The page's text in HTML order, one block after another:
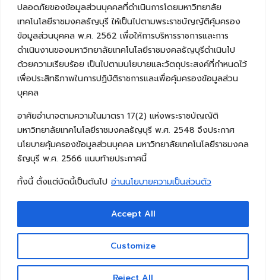
ปลอดภัยของข้อมูลส่วนบุคคลที่ดำเนินการโดยมหาวิทยาลัย
เทคโนโลยีราชมงคลธัญบุรี ให้เป็นไปตามพระราชบัญญัติคุ้มครอง
ข้อมูลส่วนบุคคล พ.ศ. 2562 เพื่อให้การบริหารราชการและการ
ดำเนินงานของมหาวิทยาลัยเทคโนโลยีราชมงคลธัญบุรีดำเนินไป
ด้วยความเรียบร้อย เป็นไปตามนโยบายและวัตถุประสงค์ที่กำหนดไว้
เพื่อประสิทธิภาพในการปฏิบัติราชการและเพื่อคุ้มครองข้อมูลส่วน
บุคคล
อาศัยอำนาจตามความในมาตรา 17(2) แห่งพระราชบัญญัติ
มหาวิทยาลัยเทคโนโลยีราชมงคลธัญบุรี พ.ศ. 2548 จึงประกาศ
นโยบายคุ้มครองข้อมูลส่วนบุคคล มหาวิทยาลัยเทคโนโลยีราชมงคล
ธัญบุรี พ.ศ. 2566 แนบท้ายประกาศนี้
ทั้งนี้ ตั้งแต่บัดนี้เป็นต้นไป อ่านนโยบายความเป็นส่วนตัว
Customize
Accept All
Copyright © 2026 คณะวิศวกรรมศาสตร์ มหาวิทยาลัย
เทคโนโลยีราชมงคลธัญบุรี